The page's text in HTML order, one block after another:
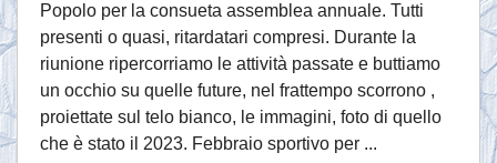
Popolo per la consueta assemblea annuale. Tutti
presenti o quasi, ritardatari compresi. Durante la
riunione ripercorriamo le attività passate e buttiamo
un occhio su quelle future, nel frattempo scorrono ,
proiettate sul telo bianco, le immagini, foto di quello
che è stato il 2023. Febbraio sportivo per ...